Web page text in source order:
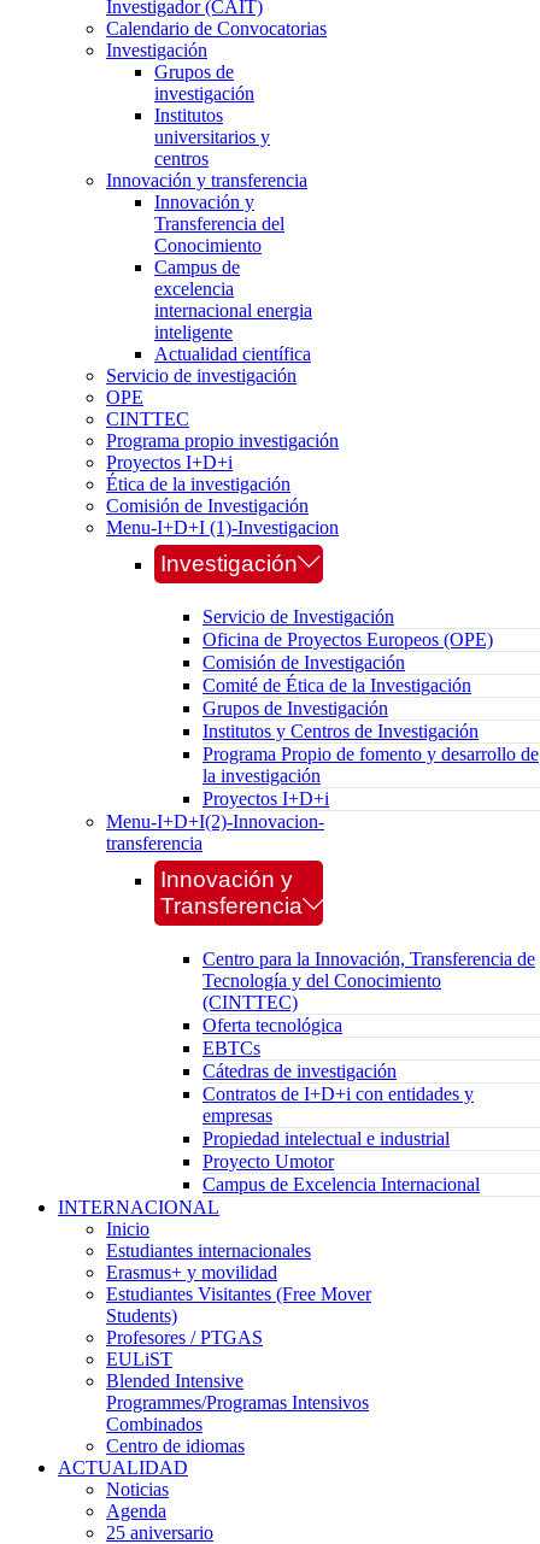
Investigador (CAIT)
Calendario de Convocatorias
Investigación
Grupos de
investigación
Institutos
universitarios y
centros
Innovación y transferencia
Innovación y
Transferencia del
Conocimiento
Campus de
excelencia
internacional energia
inteligente
Actualidad científica
Servicio de investigación
OPE
CINTTEC
Programa propio investigación
Proyectos I+D+i
Ética de la investigación
Comisión de Investigación
Menu-I+D+I (1)-Investigacion
Investigación
Servicio de Investigación
Oficina de Proyectos Europeos (OPE)
Comisión de Investigación
Comité de Ética de la Investigación
Grupos de Investigación
Institutos y Centros de Investigación
Programa Propio de fomento y desarrollo de
la investigación
Proyectos I+D+i
Menu-I+D+I(2)-Innovacion-
transferencia
Innovación y
Transferencia
Centro para la Innovación, Transferencia de
Tecnología y del Conocimiento
(CINTTEC)
Oferta tecnológica
EBTCs
Cátedras de investigación
Contratos de I+D+i con entidades y
empresas
Propiedad intelectual e industrial
Proyecto Umotor
Campus de Excelencia Internacional
INTERNACIONAL
Inicio
Estudiantes internacionales
Erasmus+ y movilidad
Estudiantes Visitantes (Free Mover
Students)
Profesores / PTGAS
EULiST
Blended Intensive
Programmes/Programas Intensivos
Combinados
Centro de idiomas
ACTUALIDAD
Noticias
Agenda
25 aniversario